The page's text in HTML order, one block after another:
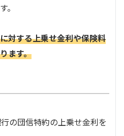
。
対する上乗せ金利や保険料
ます。
の団信特約の上乗せ金利を